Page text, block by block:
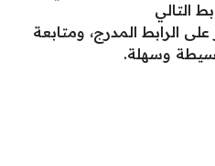
التالي
على الرابط المدرج، ومتابعة
وسهلة.